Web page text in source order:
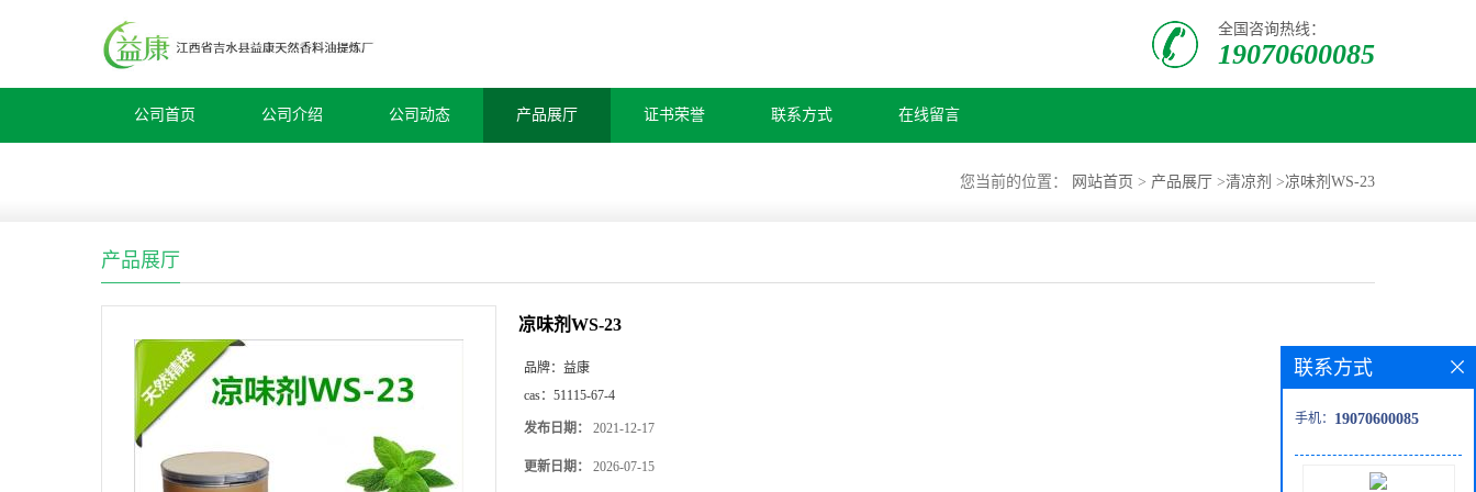
全国咨询热线：
19070600085
公司首页 公司介绍 公司动态 产品展厅 证书荣誉 联系方式 在线留言
您当前的位置： 网站首页 > 产品展厅 >清凉剂 >凉味剂WS-23
产品展厅
凉味剂WS-23
品牌： 益康
cas： 51115-67-4
发布日期： 2021-12-17
更新日期： 2026-07-15
联系方式
手机： 19070600085